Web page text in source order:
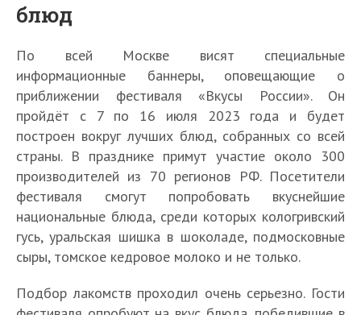
блюд
По всей Москве висят специальные
информационные баннеры, оповещающие о
приближении фестиваля «Вкусы России». Он
пройдёт с 7 по 16 июля 2023 года и будет
построен вокруг лучших блюд, собранных со всей
страны. В празднике примут участие около 300
производителей из 70 регионов РФ. Посетители
фестиваля смогут попробовать вкуснейшие
национальные блюда, среди которых кологривский
гусь, уральская шишка в шоколаде, подмосковные
сыры, томское кедровое молоко и не только.
Подбор лакомств проходил очень серьезно. Гости